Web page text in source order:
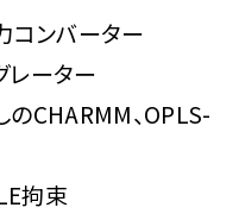
コンバーター
ーター
CHARMM、OPLS-
拘束